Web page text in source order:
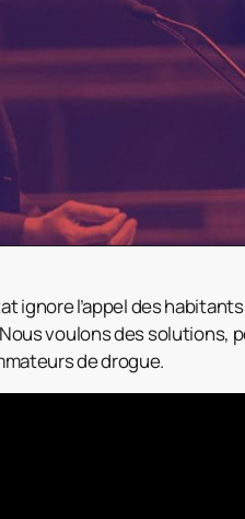
ignore l’appel des
voulons des solutions,
de drogue.